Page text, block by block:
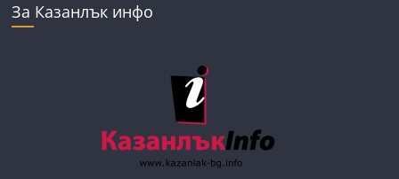
За Казанлък инфо